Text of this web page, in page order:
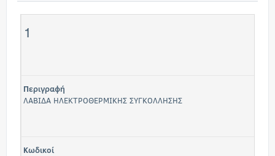
1
Περιγραφή
ΛΑΒΙΔΑ ΗΛΕΚΤΡΟΘΕΡΜΙΚΗΣ ΣΥΓΚΟΛΛΗΣΗΣ
Κωδικοί